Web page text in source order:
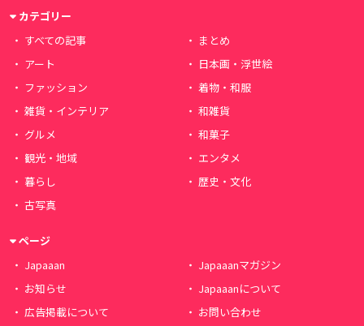
カテゴリー
すべての記事
まとめ
アート
日本画・浮世絵
ファッション
着物・和服
雑貨・インテリア
和雑貨
グルメ
和菓子
観光・地域
エンタメ
暮らし
歴史・文化
古写真
ページ
Japaaan
Japaaanマガジン
お知らせ
Japaaanについて
広告掲載について
お問い合わせ